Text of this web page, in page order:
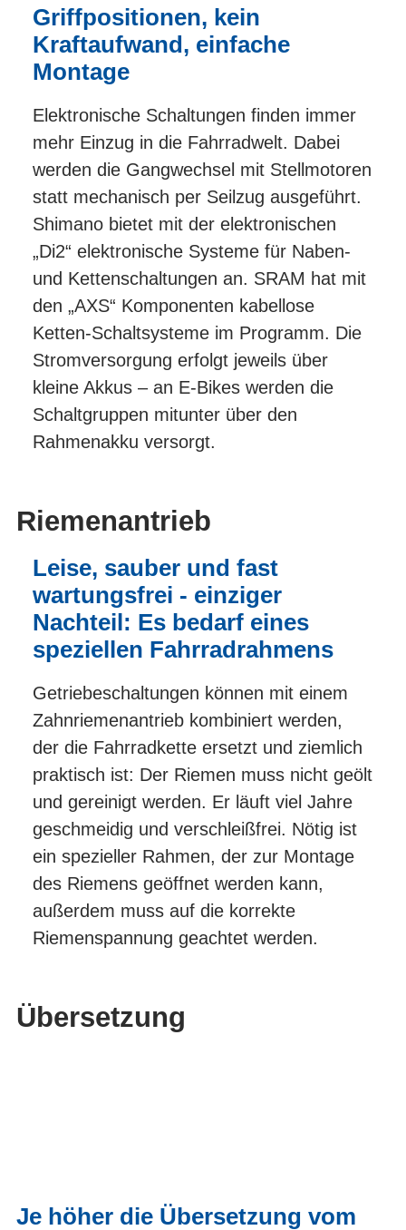
Griffpositionen, kein
Kraftaufwand, einfache
Montage
Elektronische Schaltungen finden immer
mehr Einzug in die Fahrradwelt. Dabei
werden die Gangwechsel mit Stellmotoren
statt mechanisch per Seilzug ausgeführt.
Shimano bietet mit der elektronischen
„Di2“ elektronische Systeme für Naben-
und Kettenschaltungen an. SRAM hat mit
den „AXS“ Komponenten kabellose
Ketten-Schaltsysteme im Programm. Die
Stromversorgung erfolgt jeweils über
kleine Akkus – an E-Bikes werden die
Schaltgruppen mitunter über den
Rahmenakku versorgt.
Riemenantrieb
Leise, sauber und fast
wartungsfrei - einziger
Nachteil: Es bedarf eines
speziellen Fahrradrahmens
Getriebeschaltungen können mit einem
Zahnriemenantrieb kombiniert werden,
der die Fahrradkette ersetzt und ziemlich
praktisch ist: Der Riemen muss nicht geölt
und gereinigt werden. Er läuft viel Jahre
geschmeidig und verschleißfrei. Nötig ist
ein spezieller Rahmen, der zur Montage
des Riemens geöffnet werden kann,
außerdem muss auf die korrekte
Riemenspannung geachtet werden.
Übersetzung
Je höher die Übersetzung vom